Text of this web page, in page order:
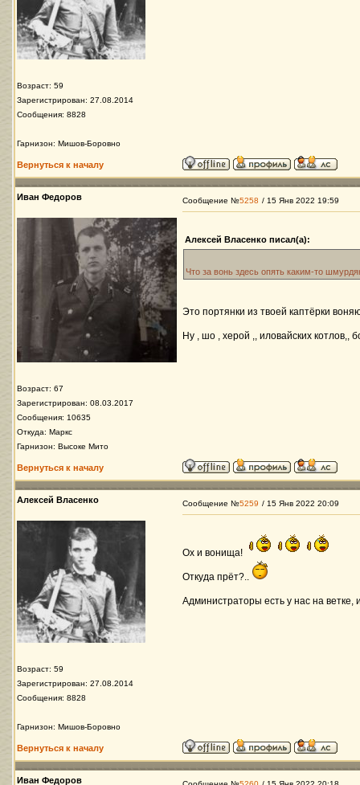
Возраст: 59
Зарегистрирован: 27.08.2014
Сообщения: 8828
Гарнизон: Мишов-Боровно
Вернуться к началу
Иван Федоров
Возраст: 67
Зарегистрирован: 08.03.2017
Сообщения: 10635
Откуда: Маркс
Гарнизон: Высоке Мито
Сообщение №5258 / 15 Янв 2022 19:59
Алексей Власенко писал(а):
Что за вонь здесь опять каким-то
Это портянки из твоей каптёрки
Ну , шо , херой ,, иловайских
Вернуться к началу
Алексей Власенко
Возраст: 59
Зарегистрирован: 27.08.2014
Сообщения: 8828
Гарнизон: Мишов-Боровно
Сообщение №5259 / 15 Янв 2022 20:09
Ох и вонища!
Откуда прёт?..
Администраторы есть у нас на ветке,
Вернуться к началу
Иван Федоров